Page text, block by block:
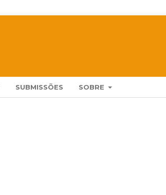
SUBMISSÕES SOBRE